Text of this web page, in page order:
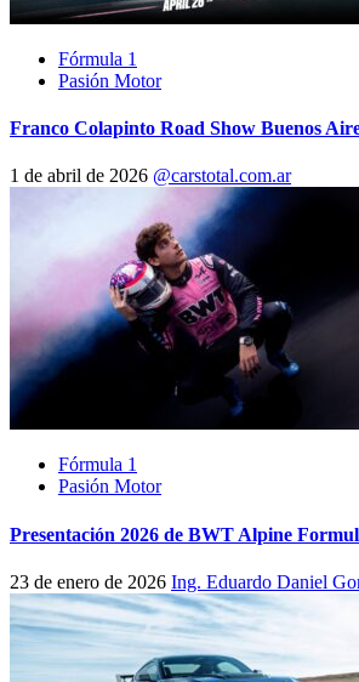
Fórmula 1
Pasión Motor
Franco Colapinto Road Show Buenos
1 de abril de 2026 @carstotal.com.ar
Fórmula 1
Pasión Motor
Presentación 2026 de BWT Alpine
23 de enero de 2026 Ing. Eduardo Daniel